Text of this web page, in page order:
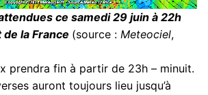
ce samedi 29 juin à 22h
la France (source : Meteociel,
prendra fin à partir de 23h – minuit.
auront toujours lieu jusqu’à